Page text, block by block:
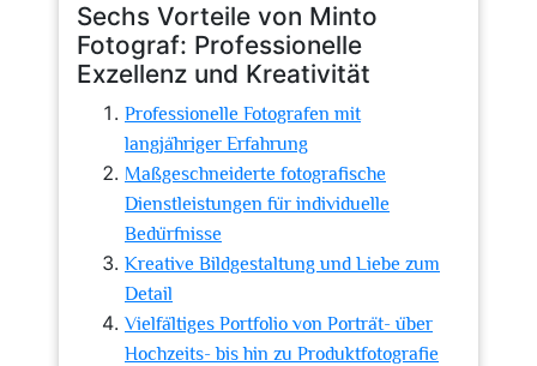
Sechs Vorteile von Minto
Fotograf: Professionelle
Exzellenz und Kreativität
Professionelle Fotografen mit
langjähriger Erfahrung
Maßgeschneiderte fotografische
Dienstleistungen für individuelle
Bedürfnisse
Kreative Bildgestaltung und Liebe zum
Detail
Vielfältiges Portfolio von Porträt- über
Hochzeits- bis hin zu Produktfotografie